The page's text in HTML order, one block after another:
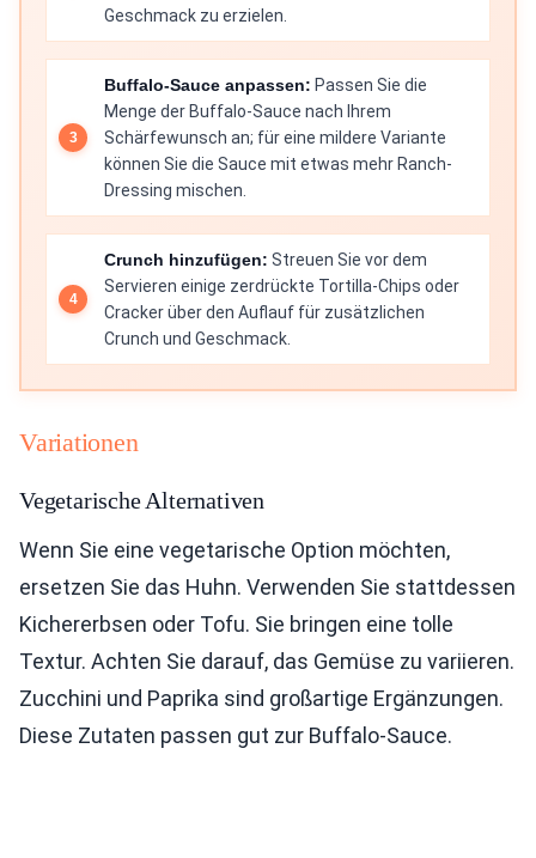
Geschmack zu erzielen.
Buffalo-Sauce anpassen: Passen Sie die
Menge der Buffalo-Sauce nach Ihrem
Schärfewunsch an; für eine mildere Variante
können Sie die Sauce mit etwas mehr Ranch-
Dressing mischen.
Crunch hinzufügen: Streuen Sie vor dem
Servieren einige zerdrückte Tortilla-Chips oder
Cracker über den Auflauf für zusätzlichen
Crunch und Geschmack.
Variationen
Vegetarische Alternativen
Wenn Sie eine vegetarische Option möchten,
ersetzen Sie das Huhn. Verwenden Sie stattdessen
Kichererbsen oder Tofu. Sie bringen eine tolle
Textur. Achten Sie darauf, das Gemüse zu variieren.
Zucchini und Paprika sind großartige Ergänzungen.
Diese Zutaten passen gut zur Buffalo-Sauce.